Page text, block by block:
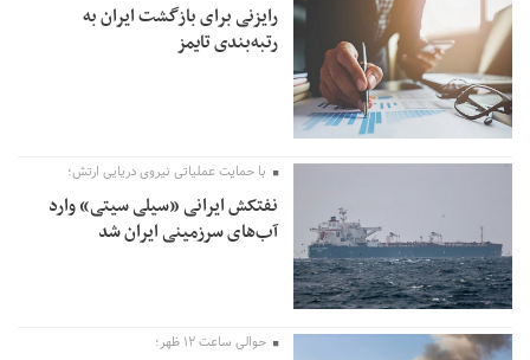
رایزنی برای بازگشت ایران به
رتبه‌بندی تایمز
با حمایت عملیاتی نیروی دریایی ارتش؛
نفتکش ایرانی «سیلی سیتی» وارد
آب‌های سرزمینی ایران شد
حوالی ساعت ۱۲ ظهر؛